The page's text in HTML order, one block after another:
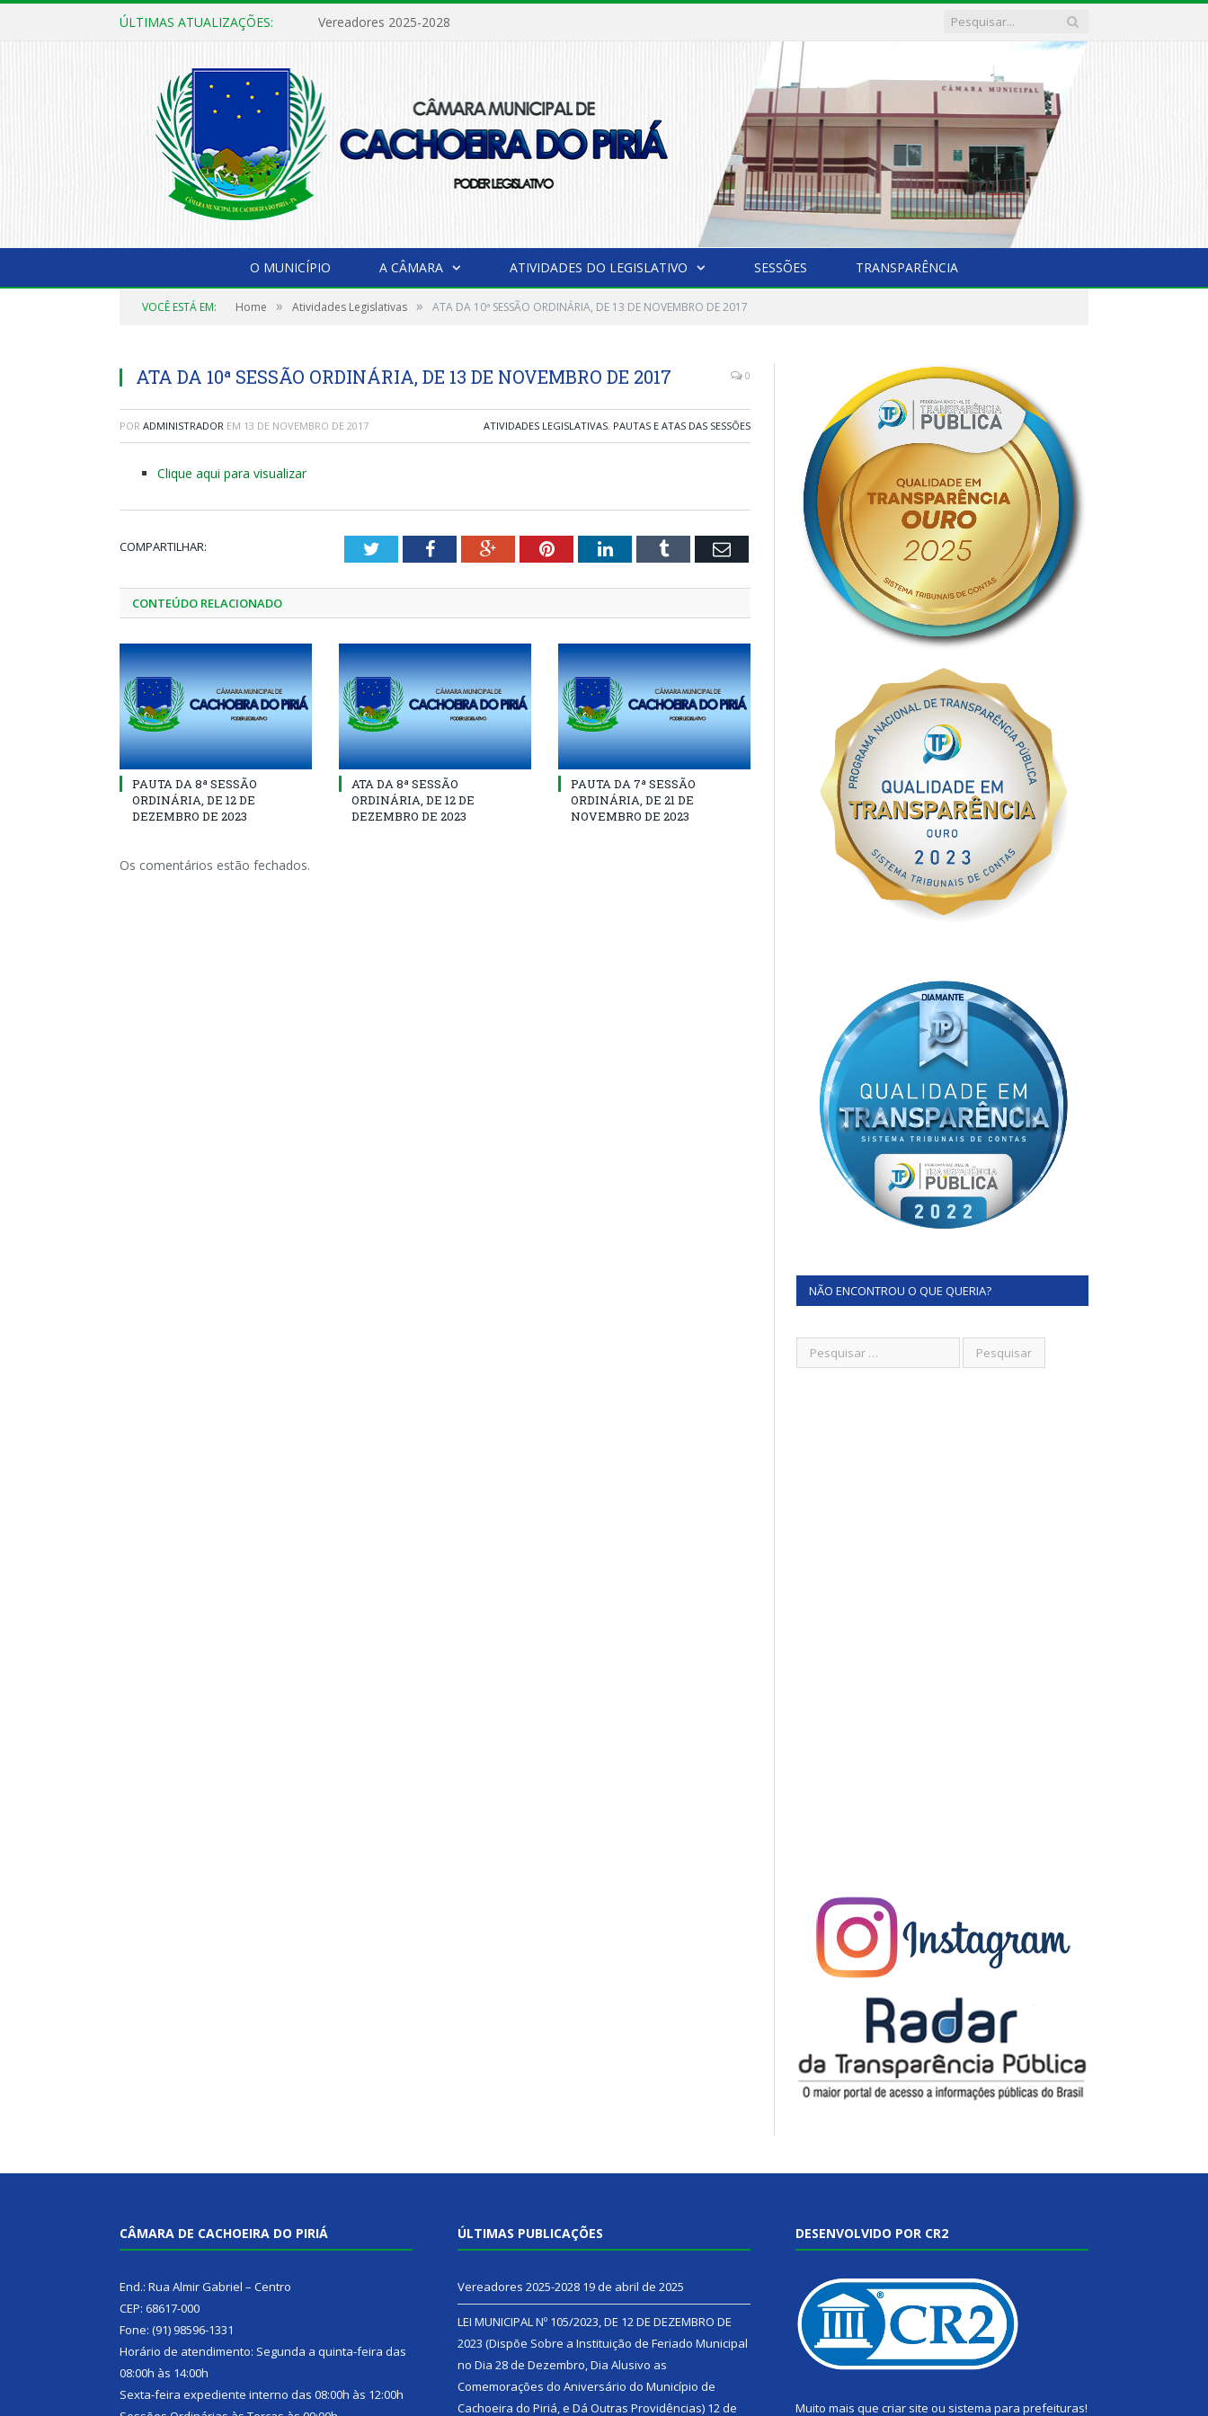
ÚLTIMAS ATUALIZAÇÕES: Vereadores 2025-2028
O MUNICÍPIO A CÂMARA ATIVIDADES DO LEGISLATIVO SESSÕES TRANSPARÊNCIA
VOCÊ ESTÁ EM: Home » Atividades Legislativas » ATA DA 10ª SESSÃO ORDINÁRIA, DE 13 DE NOVEMBRO DE 2017
ATA DA 10ª SESSÃO ORDINÁRIA, DE 13 DE NOVEMBRO DE 2017 0
POR ADMINISTRADOR EM 13 DE NOVEMBRO DE 2017 ATIVIDADES LEGISLATIVAS, PAUTAS E ATAS DAS SESSÕES
Clique aqui para visualizar
COMPARTILHAR: TwitterFacebookGoogle+PinterestLinkedInTumblr Email
CONTEÚDO RELACIONADO
PAUTA DA 8ª SESSÃO
ORDINÁRIA, DE 12 DE
DEZEMBRO DE 2023
ATA DA 8ª SESSÃO
ORDINÁRIA, DE 12 DE
DEZEMBRO DE 2023
PAUTA DA 7ª SESSÃO
ORDINÁRIA, DE 21 DE
NOVEMBRO DE 2023
Os comentários estão fechados.
NÃO ENCONTROU O QUE QUERIA?
CÂMARA DE CACHOEIRA DO PIRIÁ
End.: Rua Almir Gabriel – Centro
CEP: 68617-000
Fone: (91) 98596-1331
Horário de atendimento: Segunda a quinta-feira das
08:00h às 14:00h
Sexta-feira expediente interno das 08:00h às 12:00h
ÚLTIMAS PUBLICAÇÕES
Vereadores 2025-2028 19 de abril de 2025
LEI MUNICIPAL Nº 105/2023, DE 12 DE DEZEMBRO DE
2023 (Dispõe Sobre a Instituição de Feriado Municipal
no Dia 28 de Dezembro, Dia Alusivo as
Comemorações do Aniversário do Município de
Cachoeira do Piriá, e Dá Outras Providências) 12 de
DESENVOLVIDO POR CR2
Muito mais que criar site ou sistema para prefeituras!